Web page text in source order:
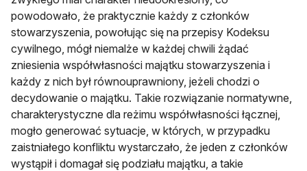
powodowało, że praktycznie każdy z członków
stowarzyszenia, powołując się na przepisy Kodeksu
cywilnego, mógł niemalże w każdej chwili żądać
zniesienia współwłasności majątku stowarzyszenia i
każdy z nich był równouprawniony, jeżeli chodzi o
decydowanie o majątku. Takie rozwiązanie normatywne,
charakterystyczne dla reżimu współwłasności łącznej,
mogło generować sytuacje, w których, w przypadku
zaistniałego konfliktu wystarczało, że jeden z członków
wystąpił i domagał się podziału majątku, a takie